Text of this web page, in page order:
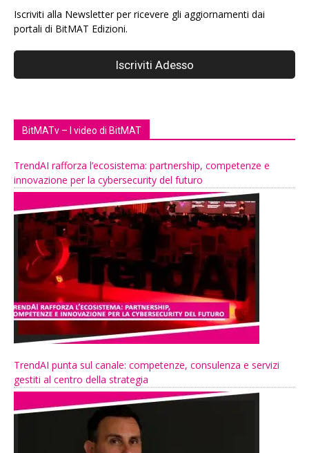
Iscriviti alla Newsletter per ricevere gli aggiornamenti dai
portali di BitMAT Edizioni.
BitMATv – I video di BitMAT
TrendAI rafforza l’ecosistema: partnership, competenze e
innovazione per la cybersecurity del futuro
TrendAI punta sul canale: competenze, consulenza e servizi
gestiti al centro della strategia